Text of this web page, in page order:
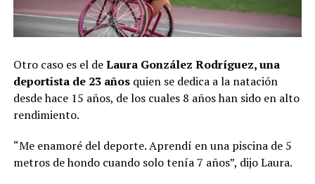
Otro caso es el deLaura González Rodríguez, una
deportista de 23 años quien se dedica a la natación
desde hace 15 años, de los cuales 8 años han sido en alto
rendimiento.
“Me enamoré del deporte. Aprendí en una piscina de 5
metros de hondo cuando solo tenía 7 años”, dijo Laura.